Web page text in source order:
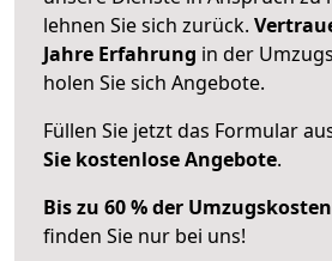
lehnen Sie sich zurück.
Jahre Erfahrung in der
holen Sie sich Angebote.
Füllen Sie jetzt das Formular
Sie kostenlose Angebote.
Bis zu 60 % der
finden Sie nur bei uns!